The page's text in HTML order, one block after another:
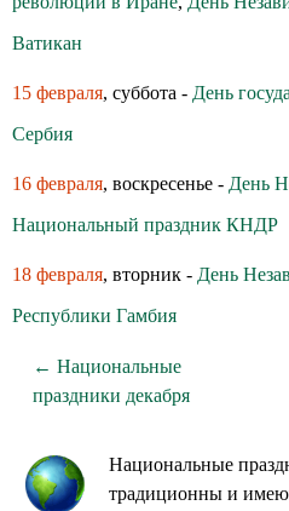
Ватикан
15 февраля, суббота - День
Сербия
16 февраля, воскресенье - День
Национальный праздник КНДР
18 февраля, вторник - День
Республики Гамбия
← Национальные
праздники декабря
Национальные
традиционны и